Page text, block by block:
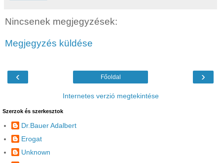
Nincsenek megjegyzések:
Megjegyzés küldése
‹ ›
Főoldal
Internetes verzió megtekintése
Szerzok és szerkesztok
Dr.Bauer Adalbert
Erogat
Unknown